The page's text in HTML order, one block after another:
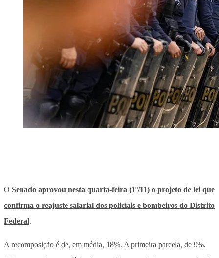
O Senado aprovou nesta quarta-feira (1º/11) o projeto de lei que
confirma o reajuste salarial dos policiais e bombeiros do Distrito
Federal.
A recomposição é de, em média, 18%. A primeira parcela, de 9%,